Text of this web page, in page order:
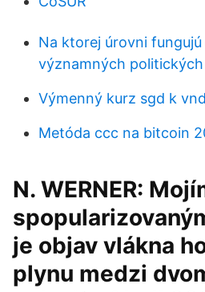
Na ktorej úrovni
významných politických
Výmenný kurz sgd k vnd
Metóda ccc na bitcoin
N. WERNER:
je objav vlákna
plynu medzi